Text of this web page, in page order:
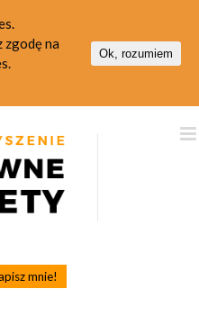
zgodę na
Ok, rozumiem